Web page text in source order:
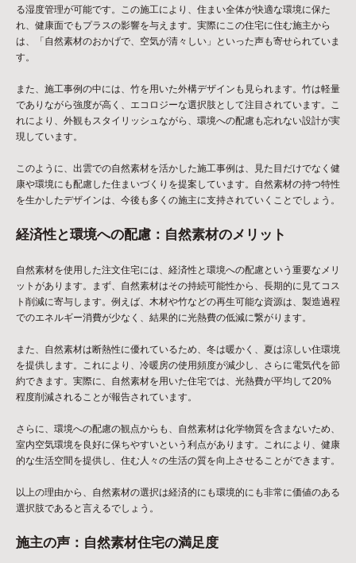
る湿度管理が可能です。この施工により、住まい全体が快適な環境に保た
れ、健康面でもプラスの影響を与えます。実際にこの住宅に住む施主から
は、「自然素材のおかげで、空気が清々しい」といった声も寄せられていま
す。
また、施工事例の中には、竹を用いた外構デザインも見られます。竹は軽量
でありながら強度が高く、エコロジーな選択肢として注目されています。こ
れにより、外観もスタイリッシュながら、環境への配慮も忘れない設計が実
現しています。
このように、出雲での自然素材を活かした施工事例は、見た目だけでなく健
康や環境にも配慮した住まいづくりを提案しています。自然素材の持つ特性
を生かしたデザインは、今後も多くの施主に支持されていくことでしょう。
経済性と環境への配慮：自然素材のメリット
自然素材を使用した注文住宅には、経済性と環境への配慮という重要なメリ
ットがあります。まず、自然素材はその持続可能性から、長期的に見てコス
ト削減に寄与します。例えば、木材や竹などの再生可能な資源は、製造過程
でのエネルギー消費が少なく、結果的に光熱費の低減に繋がります。
また、自然素材は断熱性に優れているため、冬は暖かく、夏は涼しい住環境
を提供します。これにより、冷暖房の使用頻度が減少し、さらに電気代を節
約できます。実際に、自然素材を用いた住宅では、光熱費が平均して20%
程度削減されることが報告されています。
さらに、環境への配慮の観点からも、自然素材は化学物質を含まないため、
室内空気環境を良好に保ちやすいという利点があります。これにより、健康
的な生活空間を提供し、住む人々の生活の質を向上させることができます。
以上の理由から、自然素材の選択は経済的にも環境的にも非常に価値のある
選択肢であると言えるでしょう。
施主の声：自然素材住宅の満足度